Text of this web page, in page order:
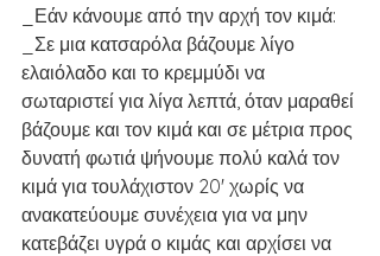
_Εάν κάνουμε από την αρχή τον κιμά:
_Σε μια κατσαρόλα βάζουμε λίγο
ελαιόλαδο και το κρεμμύδι να
σωταριστεί για λίγα λεπτά, όταν μαραθεί
βάζουμε και τον κιμά και σε μέτρια προς
δυνατή φωτιά ψήνουμε πολύ καλά τον
κιμά για τουλάχιστον 20' χωρίς να
ανακατεύουμε συνέχεια για να μην
κατεβάζει υγρά ο κιμάς και αρχίσει να